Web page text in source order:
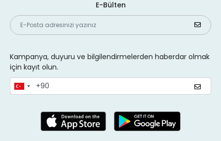
E-Bülten
Kampanya, duyuru ve bilgilendirmelerden haberdar olmak
için kayıt olun.